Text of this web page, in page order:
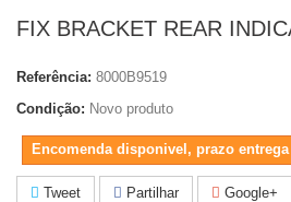
FIX BRACKET REAR
Referência: 8000B9519
Condição: Novo produto
Encomenda disponivel, prazo
Tweet Partilhar Google+